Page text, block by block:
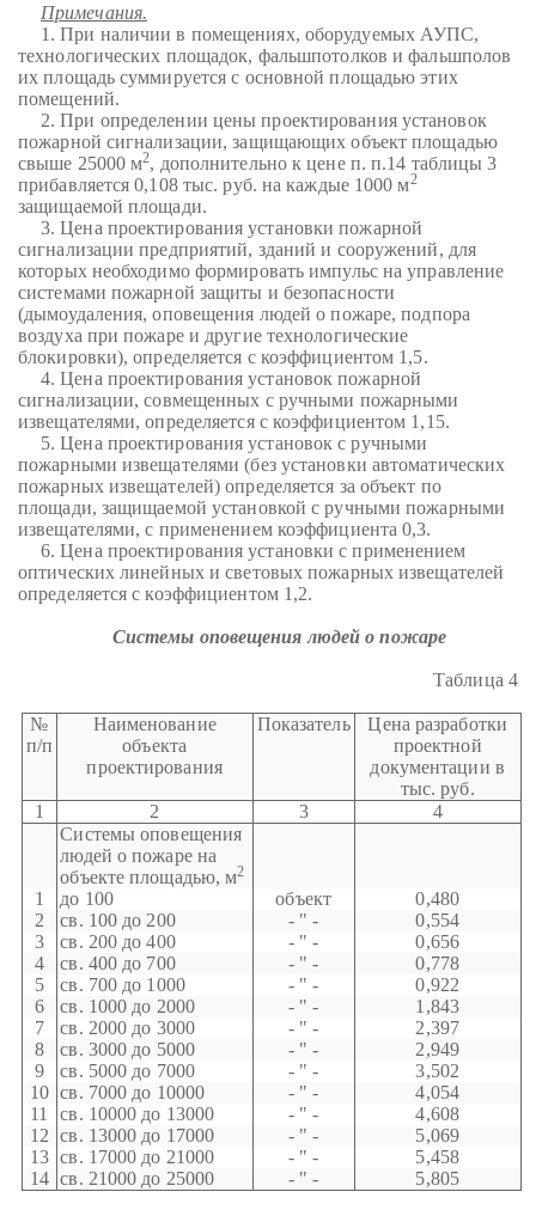
Примечания.
1. При наличии в помещениях, оборудуемых АУПС,
технологических площадок, фальшпотолков и фальшполов
их площадь суммируется с основной площадью этих
помещений.
2. При определении цены проектирования установок
пожарной сигнализации, защищающих объект площадью
свыше 25000 м2, дополнительно к цене п. п.14 таблицы 3
прибавляется 0,108 тыс. руб. на каждые 1000 м2
защищаемой площади.
3. Цена проектирования установки пожарной
сигнализации предприятий, зданий и сооружений, для
которых необходимо формировать импульс на управление
системами пожарной защиты и безопасности
(дымоудаления, оповещения людей о пожаре, подпора
воздуха при пожаре и другие технологические
блокировки), определяется с коэффициентом 1,5.
4. Цена проектирования установок пожарной
сигнализации, совмещенных с ручными пожарными
извещателями, определяется с коэффициентом 1,15.
5. Цена проектирования установок с ручными
пожарными извещателями (без установки автоматических
пожарных извещателей) определяется за объект по
площади, защищаемой установкой с ручными пожарными
извещателями, с применением коэффициента 0,3.
6. Цена проектирования установки с применением
оптических линейных и световых пожарных извещателей
определяется с коэффициентом 1,2.
Системы оповещения людей о пожаре
Таблица 4
№
п/п
Наименование
объекта
проектирования
Показатель
Цена разработки
проектной
документации в
тыс. руб.
1
2 3
4
Системы оповещения
людей о пожаре на
объекте площадью, м2
1 до 100 объект
0,480
2
св. 100 до 200 - " -
0,554
3
св. 200 до 400 - " -
0,656
4
св. 400 до 700 - " -
0,778
5
св. 700 до 1000 - " -
0,922
6
св. 1000 до 2000 - " -
1,843
7
св. 2000 до 3000 - " -
2,397
8
св. 3000 до 5000 - " -
2,949
9
св. 5000 до 7000 - " -
3,502
10 св. 7000 до 10000 - " -
4,054
11
св. 10000 до 13000 - " -
4,608
12
св. 13000 до 17000 - " -
5,069
13 св. 17000 до 21000 - " -
5,458
14 св. 21000 до 25000 - " - 5,805